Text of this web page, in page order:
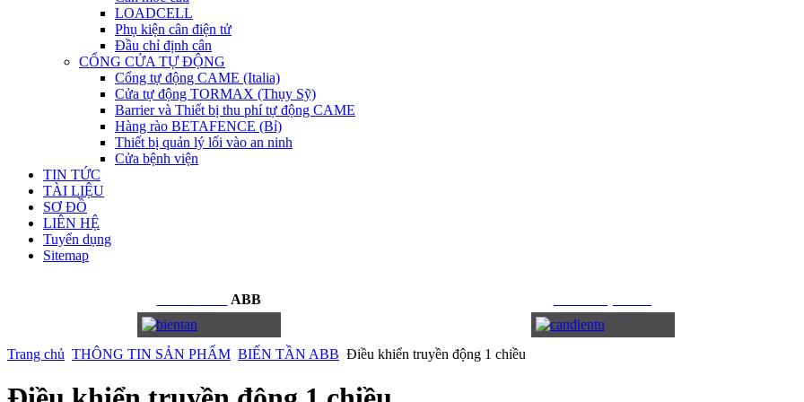
LOADCELL
Phụ kiện cân điện tử
Đầu chỉ định cân
CỔNG CỬA TỰ ĐỘNG
Cổng tự động CAME (Italia)
Cửa tự động TORMAX (Thụy Sỹ)
Barrier và Thiết bị thu phí tự động CAME
Hàng rào BETAFENCE (Bỉ)
Thiết bị quản lý lối vào an ninh
Cửa bệnh viện
TIN TỨC
TÀI LIỆU
SƠ ĐỒ
LIÊN HỆ
Tuyển dụng
Sitemap
ABB
Trang chủ THÔNG TIN SẢN PHẨM BIẾN TẦN ABB Điều khiển truyền động 1 chiều